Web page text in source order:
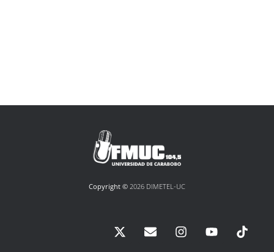
Copyright © 2026 DIMETEL-UC